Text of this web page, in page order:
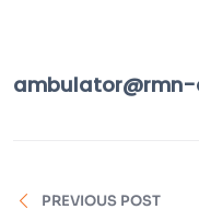
PREVIOUS POST